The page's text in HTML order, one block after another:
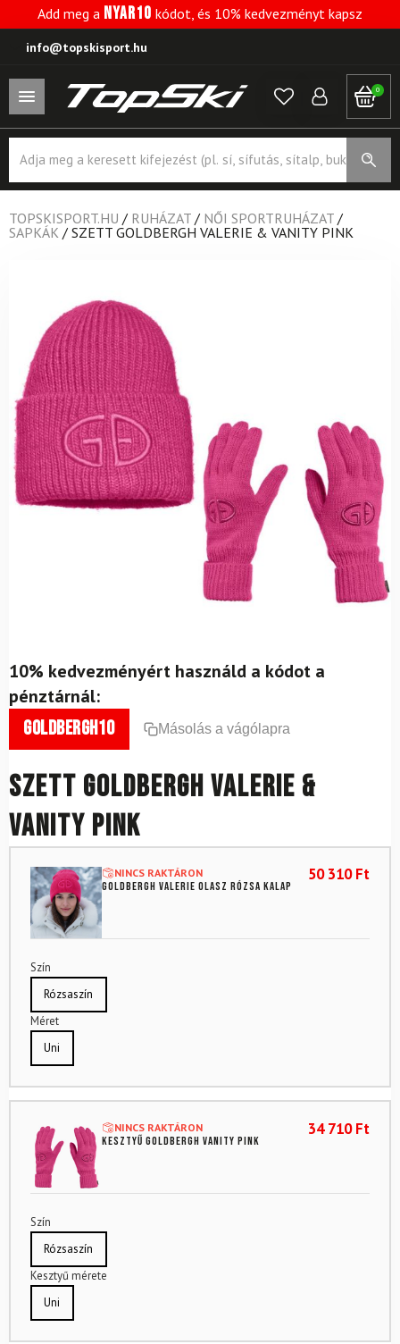
Add meg a NYAR10 kódot, és 10% kedvezményt kapsz
info@topskisport.hu
0
search
TOPSKISPORT.HU / RUHÁZAT / NŐI SPORTRUHÁZAT /
SAPKÁK / SZETT GOLDBERGH VALERIE & VANITY PINK
10% kedvezményért használd a kódot a
pénztárnál:
goldbergh10 Másolás a vágólapra
Szett GOLDBERGH Valerie &
Vanity Pink
NINCS RAKTÁRON
GOLDBERGH Valerie Olasz Rózsa Kalap
50 310Ft
Szín
Rózsaszín
Méret
Uni
NINCS RAKTÁRON
Kesztyű GOLDBERGH Vanity Pink
34 710Ft
Szín
Rózsaszín
Kesztyű mérete
Uni